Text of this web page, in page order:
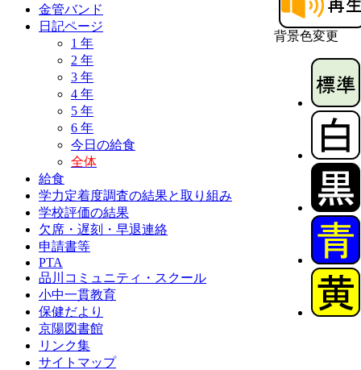
背景色変更
金管バンド
日記ページ
1 年
2 年
3 年
4 年
5 年
6 年
今日の給食
全体
給食
学力定着度調査の結果と取り組み
学校評価の結果
欠席・遅刻・早退連絡
申請書等
PTA
品川コミュニティ・スクール
小中一貫教育
保健だより
京陽図書館
リンク集
サイトマップ